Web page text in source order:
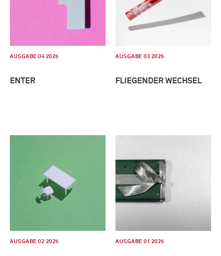
AUSGABE 04 2025
ENTER
AUSGABE 03 2025
FLIEGENDER WECHSEL
AUSGABE 02 2025 AUSGABE 01 2025